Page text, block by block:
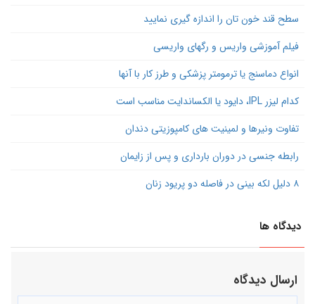
سطح قند خون تان را اندازه گیری نمایید
فیلم آموزشی واریس و رگهای واریسی
انواع دماسنج یا ترمومتر پزشکی و طرز کار با آنها
کدام لیزر IPL، دایود یا الکساندایت مناسب است
تفاوت ونیرها و لمینیت های کامپوزیتی دندان
رابطه جنسی در دوران بارداری و پس از زایمان
۸ دلیل لکه بینی در فاصله دو پریود زنان
دیدگاه ها
ارسال دیدگاه